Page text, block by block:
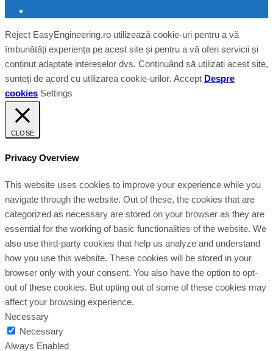
Reject EasyEngineering.ro utilizează cookie-uri pentru a vă
îmbunătăți experiența pe acest site și pentru a vă oferi servicii și
conținut adaptate intereselor dvs. Continuând să utilizați acest site,
sunteți de acord cu utilizarea cookie-urilor. Accept Despre
cookies Settings
CLOSE
Privacy Overview
This website uses cookies to improve your experience while you
navigate through the website. Out of these, the cookies that are
categorized as necessary are stored on your browser as they are
essential for the working of basic functionalities of the website. We
also use third-party cookies that help us analyze and understand
how you use this website. These cookies will be stored in your
browser only with your consent. You also have the option to opt-
out of these cookies. But opting out of some of these cookies may
affect your browsing experience.
Necessary
Necessary
Always Enabled